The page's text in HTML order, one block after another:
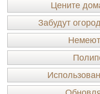
Цените
Забудут